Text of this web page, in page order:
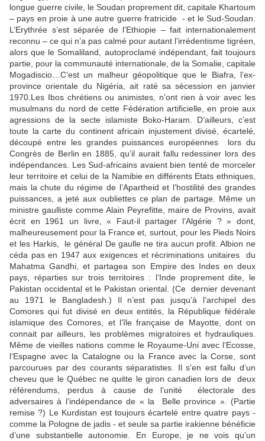
longue guerre civile, le Soudan proprement dit, capitale Khartoum
– pays en proie à une autre guerre fratricide - et le Sud-Soudan.
L’Erythrée s’est séparée de l’Ethiopie – fait internationalement
reconnu – ce qui n’a pas calmé pour autant l’irrédentisme tigréen,
alors que le Somaliland, autoproclamé indépendant, fait toujours
partie, pour la communauté internationale, de la Somalie, capitale
Mogadiscio…C’est un malheur géopolitique que le Biafra, l’ex-
province orientale du Nigéria, ait raté sa sécession en janvier
1970.Les Ibos chrétiens ou animistes, n’ont rien à voir avec les
musulmans du nord de cette Fédération artificielle, en proie aux
agressions de la secte islamiste Boko-Haram. D’ailleurs, c’est
toute la carte du continent africain injustement divisé, écartelé,
découpé entre les grandes puissances européennes lors du
Congrès de Berlin en 1885, qu’il aurait fallu redessiner lors des
indépendances. Les Sud-africains avaient bien tenté de morceler
leur territoire et celui de la Namibie en différents Etats ethniques,
mais la chute du régime de l’Apartheid et l’hostilité des grandes
puissances, a jeté aux oubliettes ce plan de partage. Même un
ministre gaulliste comme Alain Peyrefitte, maire de Provins, avait
écrit en 1961 un livre, « Faut-il partager l’Algérie ? » dont,
malheureusement pour la France et, surtout, pour les Pieds Noirs
et les Harkis, le général De gaulle ne tira aucun profit. Albion ne
céda pas en 1947 aux exigences et récriminations unitaires du
Mahatma Gandhi, et partagea son Empire des Indes en deux
pays, réparties sur trois territoires : l’Inde proprement dite, le
Pakistan occidental et le Pakistan oriental. (Ce dernier devenant
au 1971 le Bangladesh.) Il n’est pas jusqu’à l’archipel des
Comores qui fut divisé en deux entités, la République fédérale
islamique des Comores, et l’île française de Mayotte, dont on
connait par ailleurs, les problèmes migratoires et hydrauliques.
Même de vieilles nations comme le Royaume-Uni avec l’Ecosse,
l’Espagne avec la Catalogne ou la France avec la Corse, sont
parcourues par des courants séparatistes. Il s’en est fallu d’un
cheveu que le Québec ne quitte le giron canadien lors de deux
référendums, perdus à cause de l’unité électorale des
adversaires à l’indépendance de « la Belle province ». (Partie
remise ?) Le Kurdistan est toujours écartelé entre quatre pays -
comme la Pologne de jadis - et seule sa partie irakienne bénéficie
d’une substantielle autonomie. En Europe, je ne vois qu’un